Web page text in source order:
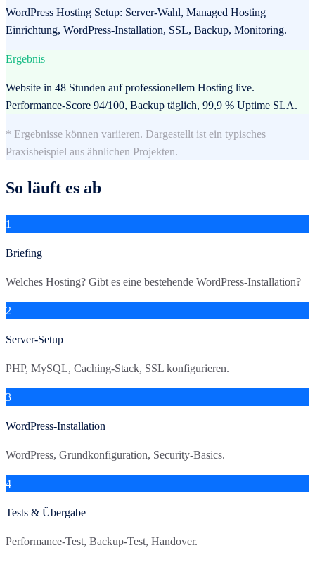
WordPress Hosting Setup: Server-Wahl, Managed Hosting
Einrichtung, WordPress-Installation, SSL, Backup, Monitoring.
Ergebnis
Website in 48 Stunden auf professionellem Hosting live.
Performance-Score 94/100, Backup täglich, 99,9 % Uptime SLA.
* Ergebnisse können variieren. Dargestellt ist ein typisches
Praxisbeispiel aus ähnlichen Projekten.
So läuft es ab
1
Briefing
Welches Hosting? Gibt es eine bestehende WordPress-Installation?
2
Server-Setup
PHP, MySQL, Caching-Stack, SSL konfigurieren.
3
WordPress-Installation
WordPress, Grundkonfiguration, Security-Basics.
4
Tests & Übergabe
Performance-Test, Backup-Test, Handover.